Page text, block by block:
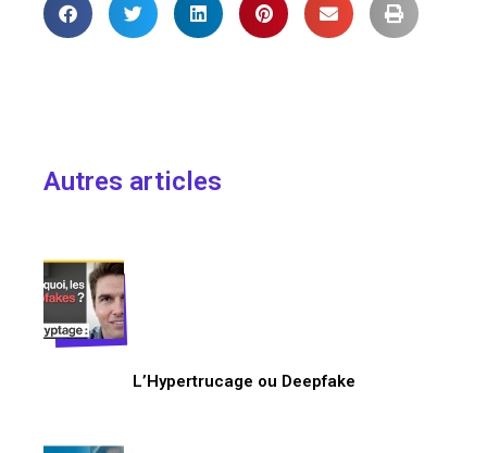
Autres articles
L’Hypertrucage ou Deepfake